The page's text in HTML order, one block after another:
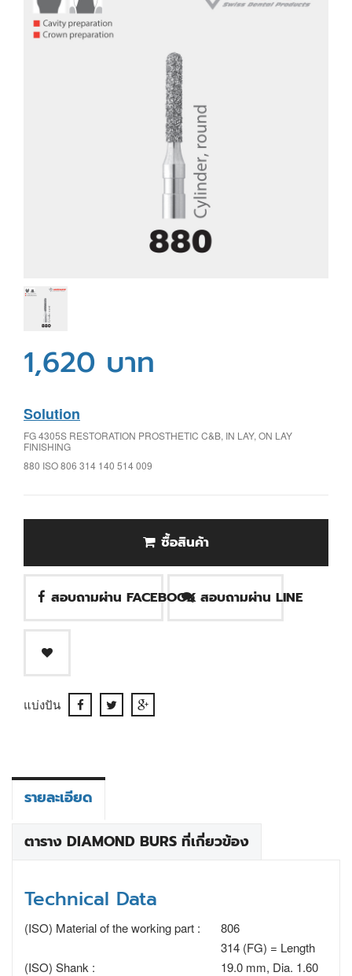
1,620 บาท
Solution
FG 4305S RESTORATION PROSTHETIC C&B, IN LAY, ON LAY
FINISHING
880 ISO 806 314 140 514 009
ซื้อสินค้า
สอบถามผ่าน FACEBOOK สอบถามผ่าน LINE
แบ่งปัน
รายละเอียด
ตาราง DIAMOND BURS ที่เกี่ยวข้อง
Technical Data
(ISO) Material of the working part : 806
(ISO) Shank :
314 (FG) = Length
19.0 mm, Dia. 1.60